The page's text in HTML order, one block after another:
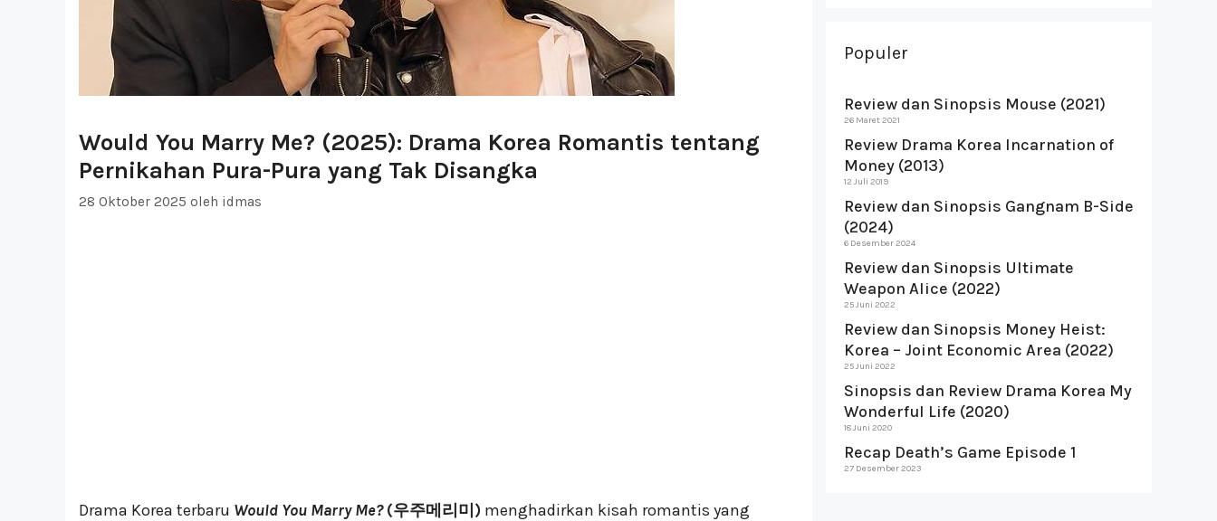
Would You Marry Me? (2025): Drama Korea Romantis tentang
Pernikahan Pura-Pura yang Tak Disangka
28 Oktober 2025 oleh idmas
Drama Korea terbaru Would You Marry Me? (우주메리미) menghadirkan kisah romantis yang
Populer
Review dan Sinopsis Mouse (2021)
26 Maret 2021
Review Drama Korea Incarnation of
Money (2013)
12 Juli 2019
Review dan Sinopsis Gangnam B-Side
(2024)
6 Desember 2024
Review dan Sinopsis Ultimate
Weapon Alice (2022)
25 Juni 2022
Review dan Sinopsis Money Heist:
Korea – Joint Economic Area (2022)
25 Juni 2022
Sinopsis dan Review Drama Korea My
Wonderful Life (2020)
18 Juni 2020
Recap Death’s Game Episode 1
27 Desember 2023